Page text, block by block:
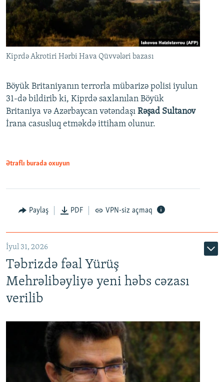
Kiprdə Akrotiri Hərbi Hava Qüvvələri bazası
Böyük Britaniyanın terrorla mübarizə polisi iyulun
31-də bildirib ki, Kiprdə saxlanılan Böyük
Britaniya və Azərbaycan vətəndaşı Rəşad Sultanov
İrana casusluq etməkdə ittiham olunur.
Ətraflı burada oxuyun
Paylaş PDF VPN-siz açmaq
İyul 31, 2026
Təbrizdə fəal Yürüş
Mehrəlibəyliyə yeni həbs cəzası
verilib